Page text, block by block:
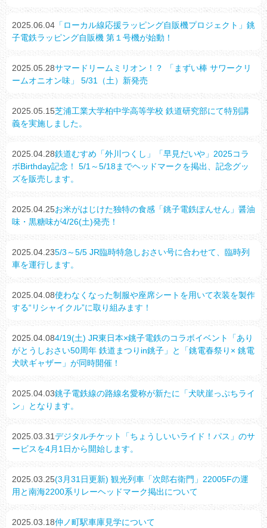
2025.06.04 「ローカル線応援ラッピング自販機プロジェクト」銚
子電鉄ラッピング自販機 第１号機が始動！
2025.05.28サマードリームミリオン！？ 「まずい棒 サワークリ
ームオニオン味」 5/31（土）新発売
2025.05.15芝浦工業大学柏中学高等学校 鉄道研究部にて特別講
義を実施しました。
2025.04.28鉄道むすめ「外川つくし」「早見だいや」2025コラ
ボBirthday記念！ 5/1～5/18までヘッドマークを掲出、記念グッ
ズを販売します。
2025.04.25お米がはじけた独特の食感「銚子電鉄ぽんせん」醤油
味・黒糖味が4/26(土)発売！
2025.04.235/3～5/5 JR臨時特急しおさい号に合わせて、臨時列
車を運行します。
2025.04.08使わなくなった制服や座席シートを用いて衣装を製作
する“リシャイクル”に取り組みます！
2025.04.084/19(土) JR東日本×銚子電鉄のコラボイベント「あり
がとうしおさい50周年 鉄道まつりin銚子」と「銚電春祭り× 銚電
犬吠ギャザー」が同時開催！
2025.04.03銚子電鉄線の路線名愛称が新たに「犬吠崖っぷちライ
ン」となります。
2025.03.31デジタルチケット「ちょうしいいライド！パス」のサ
ービスを4月1日から開始します。
2025.03.25(3月31日更新) 観光列車「次郎右衛門」22005Fの運
用と南海2200系リレーヘッドマーク掲出について
2025.03.18仲ノ町駅車庫見学について